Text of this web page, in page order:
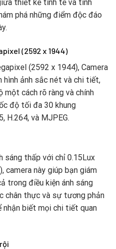
thiết kế tinh tế và tính
phá những điểm độc đáo
(2592 x 1944)
(2592 x 1944), Camera
hình ảnh sắc nét và chi tiết,
cách rõ ràng và chính
độ tối đa 30 khung
H.264, và MJPEG.
sáng thấp với chỉ 0.15Lux
camera này giúp bạn giám
trong điều kiện ánh sáng
chân thực và sự tương phản
nhận biết mọi chi tiết quan